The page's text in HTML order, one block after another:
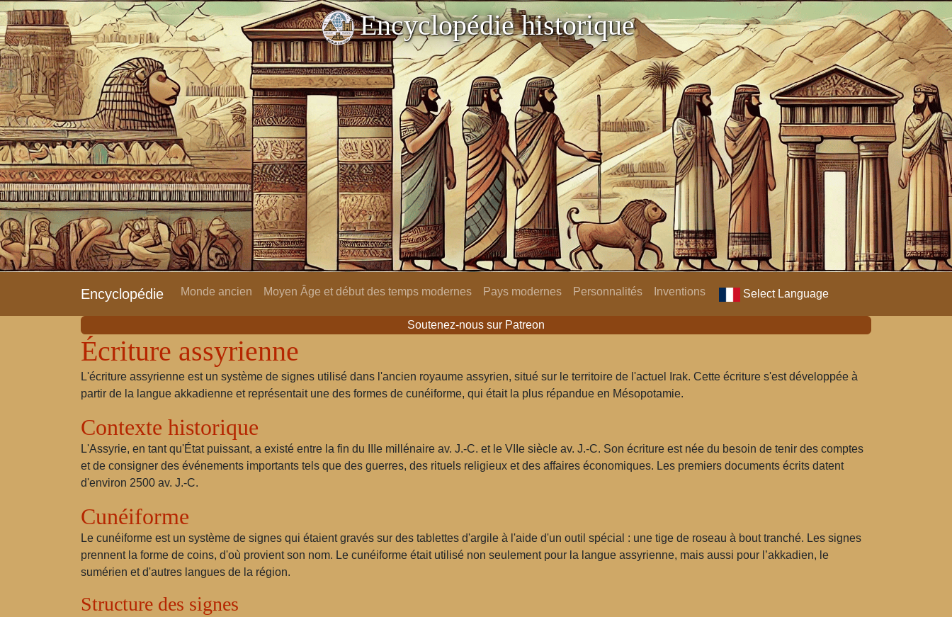
Encyclopédie historique
Encyclopédie Monde ancien Moyen Âge et début des temps modernes Pays modernes Personnalités Inventions Select Language
Soutenez-nous sur Patreon
Écriture assyrienne
L'écriture assyrienne est un système de signes utilisé dans l'ancien royaume assyrien, situé sur le territoire de l'actuel Irak. Cette écriture s'est développée à
partir de la langue akkadienne et représentait une des formes de cunéiforme, qui était la plus répandue en Mésopotamie.
Contexte historique
L'Assyrie, en tant qu'État puissant, a existé entre la fin du IIIe millénaire av. J.-C. et le VIIe siècle av. J.-C. Son écriture est née du besoin de tenir des comptes
et de consigner des événements importants tels que des guerres, des rituels religieux et des affaires économiques. Les premiers documents écrits datent
d'environ 2500 av. J.-C.
Cunéiforme
Le cunéiforme est un système de signes qui étaient gravés sur des tablettes d'argile à l'aide d'un outil spécial : une tige de roseau à bout tranché. Les signes
prennent la forme de coins, d'où provient son nom. Le cunéiforme était utilisé non seulement pour la langue assyrienne, mais aussi pour l’akkadien, le
sumérien et d'autres langues de la région.
Structure des signes